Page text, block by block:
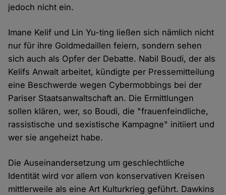
jedoch nicht ein.
Imane Kelif und Lin Yu-ting ließen sich nämlich nicht
nur für ihre Goldmedaillen feiern, sondern sehen
sich auch als Opfer der Debatte. Nabil Boudi, der als
Kelifs Anwalt arbeitet, kündigte per Pressemitteilung
eine Beschwerde wegen Cybermobbings bei der
Pariser Staatsanwaltschaft an. Die Ermittlungen
sollen klären, wer, so Boudi, die "frauenfeindliche,
rassistische und sexistische Kampagne" initiiert und
wer sie angeheizt habe.
Die Auseinandersetzung um geschlechtliche
Identität wird vor allem von konservativen Kreisen
mittlerweile als eine Art Kulturkrieg geführt. Dawkins